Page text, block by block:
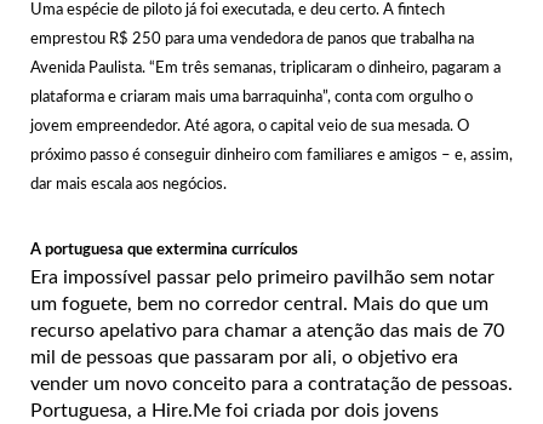
Uma espécie de piloto já foi executada, e deu certo. A fintech
emprestou R$ 250 para uma vendedora de panos que trabalha na
Avenida Paulista. “Em três semanas, triplicaram o dinheiro, pagaram a
plataforma e criaram mais uma barraquinha”, conta com orgulho o
jovem empreendedor. Até agora, o capital veio de sua mesada. O
próximo passo é conseguir dinheiro com familiares e amigos – e, assim,
dar mais escala aos negócios.
A portuguesa que extermina currículos
Era impossível passar pelo primeiro pavilhão sem notar
um foguete, bem no corredor central. Mais do que um
recurso apelativo para chamar a atenção das mais de 70
mil de pessoas que passaram por ali, o objetivo era
vender um novo conceito para a contratação de pessoas.
Portuguesa, a Hire.Me foi criada por dois jovens